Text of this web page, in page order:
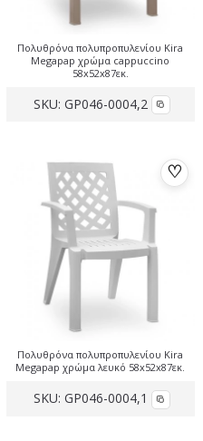
SKU: GP046-0004,2
Πολυθρόνα πολυπροπυλενίου Kira
Megapap χρώμα cappuccino
58x52x87εκ.
♡
SKU: GP046-0004,1
Πολυθρόνα πολυπροπυλενίου Kira
Megapap χρώμα λευκό 58x52x87εκ.